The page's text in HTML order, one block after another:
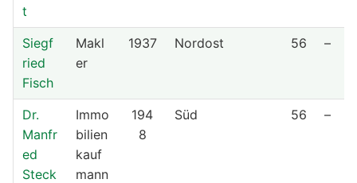
t
Siegf
ried
Fisch
Makl
er
1937 Nordost 56 –
Dr.
Manfr
ed
Steck
Immo
bilien
kauf
mann
194
8
Süd 56 –